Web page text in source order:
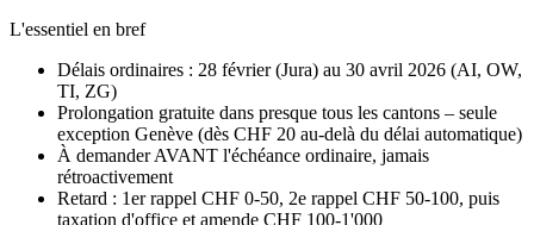
L'essentiel en bref
Délais ordinaires : 28 février (Jura) au 30 avril 2026 (AI, OW,
TI, ZG)
Prolongation gratuite dans presque tous les cantons – seule
exception Genève (dès CHF 20 au-delà du délai automatique)
À demander AVANT l'échéance ordinaire, jamais
rétroactivement
Retard : 1er rappel CHF 0-50, 2e rappel CHF 50-100, puis
taxation d'office et amende CHF 100-1'000